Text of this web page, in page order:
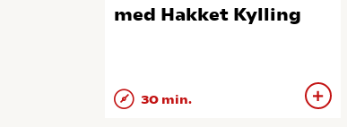
med Hakket Kylling
30 min.